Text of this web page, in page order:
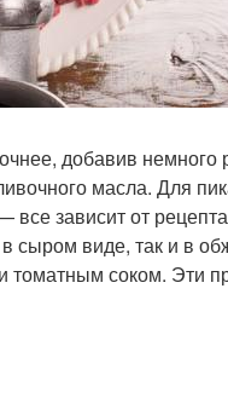
добавив немного
масла. Для
зависит от
сыром виде, так и в
соком. Эти